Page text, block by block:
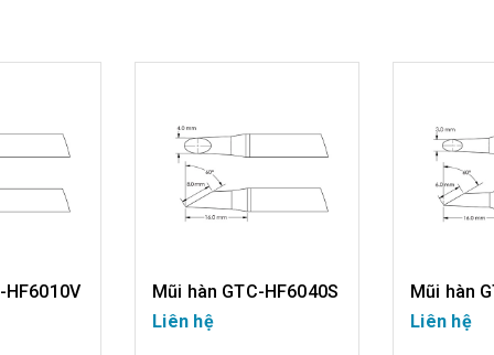
HF6010V
Mũi hàn GTC-HF6040S
Liên hệ
Mũi hàn
Liên hệ